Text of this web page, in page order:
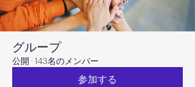
グループ
公開 · 143名のメンバー
参加する